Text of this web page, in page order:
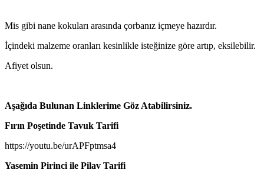
Mis gibi nane kokuları arasında çorbanız içmeye hazırdır.
İçindeki malzeme oranları kesinlikle isteğinize göre artıp, eksilebilir.
Afiyet olsun.
Aşağıda Bulunan Linklerime Göz Atabilirsiniz.
Fırın Poşetinde Tavuk Tarifi
https://youtu.be/urAPFptmsa4​
Yasemin Pirinci ile Pilav Tarifi